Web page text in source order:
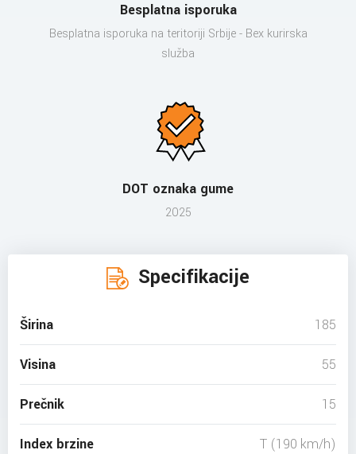
Besplatna isporuka
Besplatna isporuka na teritoriji Srbije - Bex kurirska
služba
DOT oznaka gume
2025
Specifikacije
Širina 185
Visina 55
Prečnik 15
Index brzine T (190 km/h)